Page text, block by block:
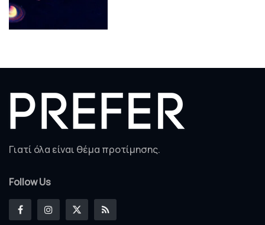
Γιατί όλα είναι θέμα προτίμησης.
Follow Us